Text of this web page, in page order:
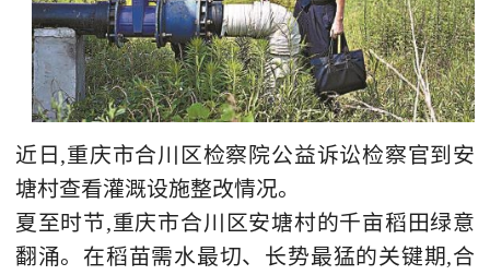
近日,重庆市合川区检察院公益诉讼检察官到安
塘村查看灌溉设施整改情况。
夏至时节,重庆市合川区安塘村的千亩稻田绿意
翻涌。在稻苗需水最切、长势最猛的关键期,合